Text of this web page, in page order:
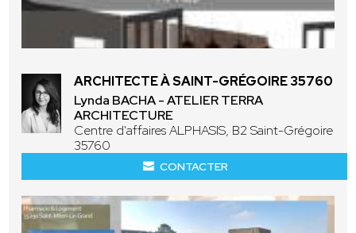
ARCHITECTE À SAINT-GRÉGOIRE 35760
Lynda BACHA - ATELIER TERRA
ARCHITECTURE
Centre d'affaires ALPHASIS, B2 Saint-Grégoire
35760
CONTACTER